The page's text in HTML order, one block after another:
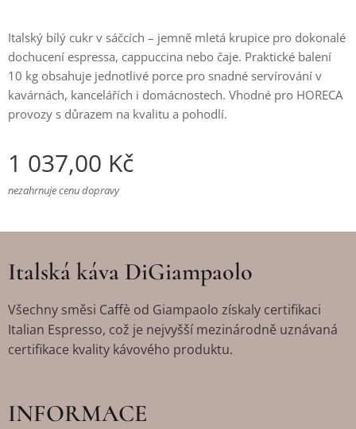
Italský bílý cukr v sáčcích – jemně mletá krupice pro dokonalé
dochucení espressa, cappuccina nebo čaje. Praktické balení
10 kg obsahuje jednotlivé porce pro snadné servírování v
kavárnách, kancelářích i domácnostech. Vhodné pro HORECA
provozy s důrazem na kvalitu a pohodlí.
1 037,00 Kč
nezahrnuje cenu dopravy
Italská káva DiGiampaolo
Všechny směsi Caffè od Giampaolo získaly certifikaci
Italian Espresso, což je nejvyšší mezinárodně uznávaná
certifikace kvality kávového produktu.
INFORMACE